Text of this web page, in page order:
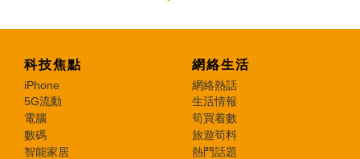
科技焦點
iPhone
5G流動
電腦
數碼
智能家居
網絡生活
網絡熱話
生活情報
筍買着數
旅遊筍料
熱門話題